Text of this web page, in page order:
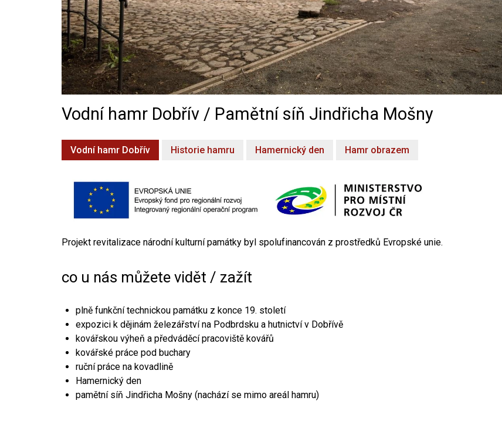
Vodní hamr Dobřív / Pamětní síň Jindřicha Mošny
Vodní hamr Dobřív Historie hamru Hamernický den Hamr obrazem
Projekt revitalizace národní kulturní památky byl spolufinancován z prostředků Evropské unie.
co u nás můžete vidět / zažít
plně funkční technickou památku z konce 19. století
expozici k dějinám železářství na Podbrdsku a hutnictví v Dobřívě
kovářskou výheň a předváděcí pracoviště kovářů
kovářské práce pod buchary
ruční práce na kovadlině
Hamernický den
pamětní síň Jindřicha Mošny (nachází se mimo areál hamru)